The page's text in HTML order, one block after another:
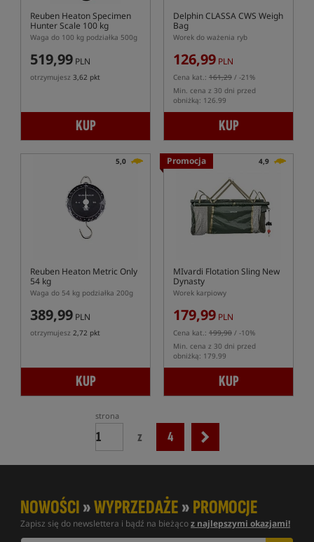
Reuben Heaton Specimen
Hunter Scale 100 kg
Waga do 100 kg podziałka 500g
519,99 PLN
otrzymujesz 3,62 pkt
KUP
Delphin CLASSA CWS Weigh
Bag
Worek do ważenia ryb
126,99 PLN
Cena kat.: 161,29 / -21%
Min. cena z 30 dni przed
obniżką: 126.99
KUP
5,0
Reuben Heaton Metric Only
54 kg
Waga do 54 kg podziałka 200g
389,99 PLN
otrzymujesz 2,72 pkt
KUP
Promocja 4,9
MIvardi Flotation Sling New
Dynasty
Worek karpiowy
179,99 PLN
Cena kat.: 199,90 / -10%
Min. cena z 30 dni przed
obniżką: 179.99
KUP
strona
z 4
NOWOŚCI»WYPRZEDAŻE»PROMOCJE
Zapisz się do newslettera i bądź na bieżącoz najlepszymi okazjami!